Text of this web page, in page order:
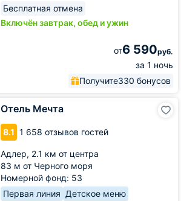
Бесплатная отмена
Включён завтрак, обед и ужин
от6 590руб.
за 1 ночь
Получите330 бонусов
Отель Мечта
8.1 1 658 отзывов гостей
Адлер, 2.1 км от центра
83 м от Черного моря
Номерной фонд: 53
Первая линия Детское меню